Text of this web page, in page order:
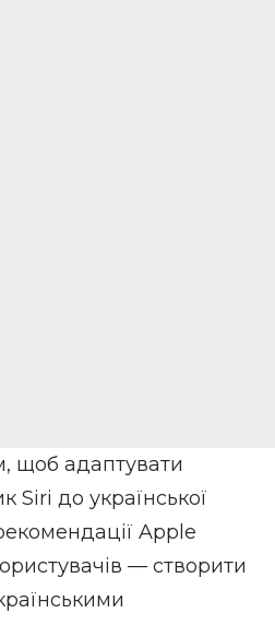
щоб адаптувати
Siri до української
Apple
— створити